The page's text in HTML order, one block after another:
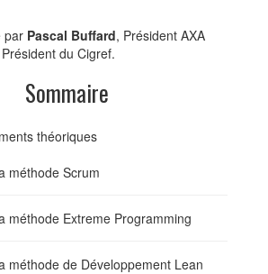
par Pascal Buffard, Président AXA
du Cigref.
Sommaire
théoriques
méthode Scrum
méthode Extreme Programming
méthode de Développement Lean